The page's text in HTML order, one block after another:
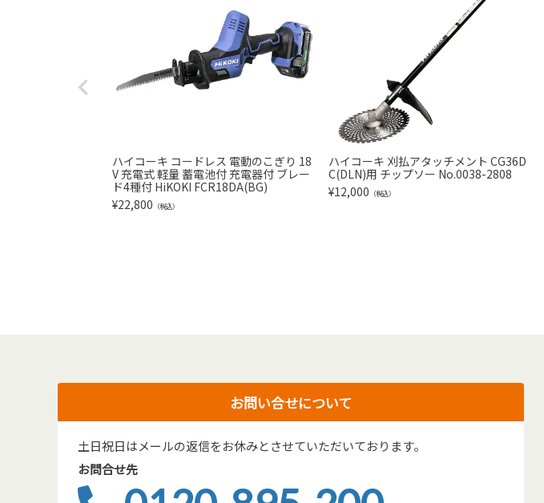
ハイコーキ コードレス 電動のこぎり 18
V 充電式 軽量 蓄電池付 充電器付 ブレー
ド4種付 HiKOKI FCR18DA(BG)
¥22,800 （税込）
ハイコーキ 刈払アタッチメント CG36D
C(DLN)用 チップソー No.0038-2808
¥12,000 （税込）
お問い合せについて
土日祝日はメールの返信をお休みとさせていただいております。
お問合せ先